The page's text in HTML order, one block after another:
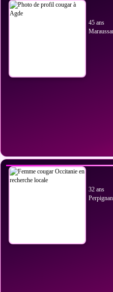
45 ans
32 ans
Perpignan